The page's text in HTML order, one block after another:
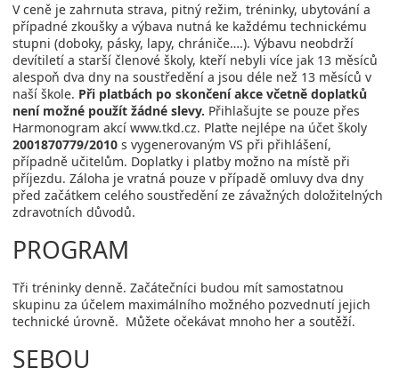
V ceně je zahrnuta strava, pitný režim, tréninky, ubytování a
případné zkoušky a výbava nutná ke každému technickému
stupni (doboky, pásky, lapy, chrániče….). Výbavu neobdrží
devítiletí a starší členové školy, kteří nebyli více jak 13 měsíců
alespoň dva dny na soustředění a jsou déle než 13 měsíců v
naší škole. Při platbách po skončení akce včetně doplatků
není možné použít žádné slevy. Přihlašujte se pouze přes
Harmonogram akcí www.tkd.cz. Plaťte nejlépe na účet školy
2001870779/2010 s vygenerovaným VS při přihlášení,
případně učitelům. Doplatky i platby možno na místě při
příjezdu. Záloha je vratná pouze v případě omluvy dva dny
před začátkem celého soustředění ze závažných doložitelných
zdravotních důvodů.
PROGRAM
Tři tréninky denně. Začátečníci budou mít samostatnou
skupinu za účelem maximálního možného pozvednutí jejich
technické úrovně. Můžete očekávat mnoho her a soutěží.
SEBOU